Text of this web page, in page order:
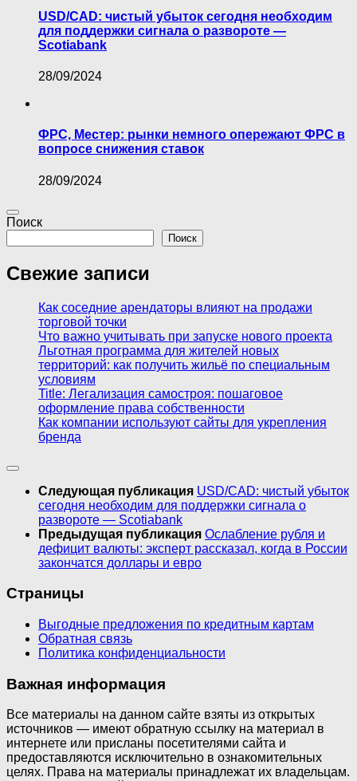
USD/CAD: чистый убыток сегодня необходим
для поддержки сигнала о развороте —
Scotiabank
28/09/2024
ФРС, Местер: рынки немного опережают ФРС в
вопросе снижения ставок
28/09/2024
Поиск
Поиск
Свежие записи
Как соседние арендаторы влияют на продажи
торговой точки
Что важно учитывать при запуске нового проекта
Льготная программа для жителей новых
территорий: как получить жильё по специальным
условиям
Title: Легализация самостроя: пошаговое
оформление права собственности
Как компании используют сайты для укрепления
бренда
Следующая публикация USD/CAD: чистый убыток
сегодня необходим для поддержки сигнала о
развороте — Scotiabank
Предыдущая публикация Ослабление рубля и
дефицит валюты: эксперт рассказал, когда в России
закончатся доллары и евро
Страницы
Выгодные предложения по кредитным картам
Обратная связь
Политика конфиденциальности
Важная информация
Все материалы на данном сайте взяты из открытых
источников — имеют обратную ссылку на материал в
интернете или присланы посетителями сайта и
предоставляются исключительно в ознакомительных
целях. Права на материалы принадлежат их владельцам.